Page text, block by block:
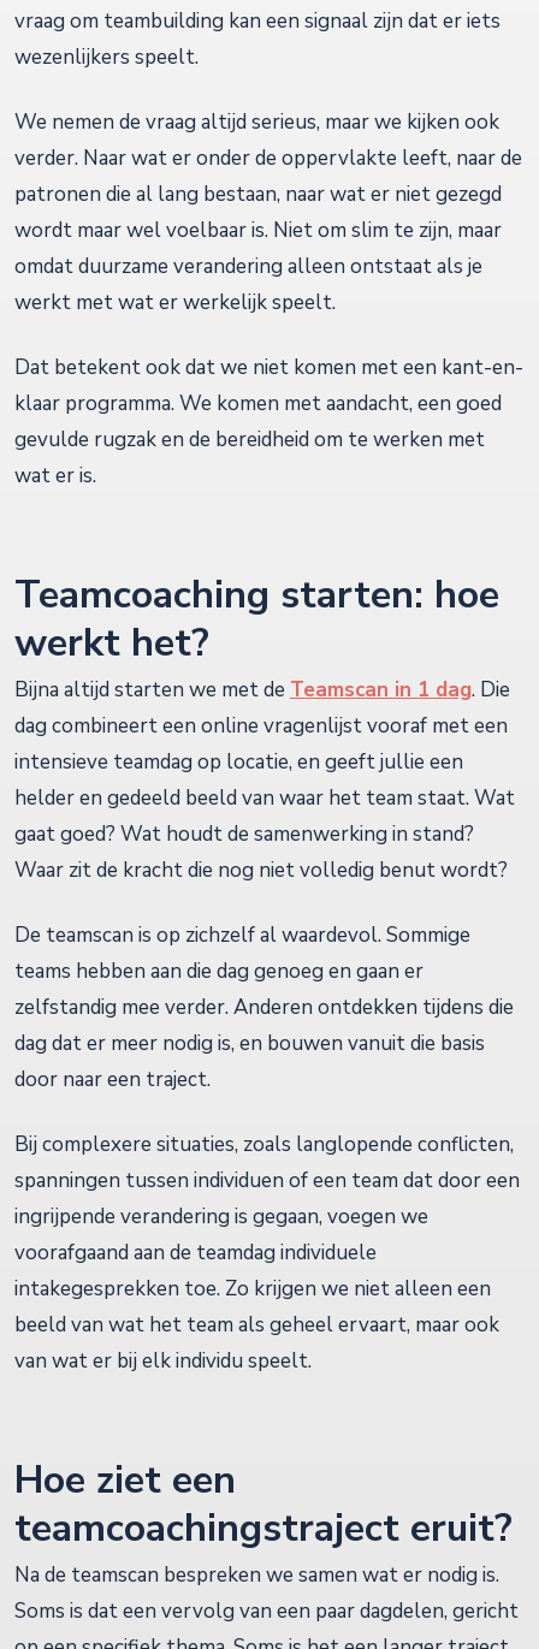
vraag om teambuilding kan een signaal zijn dat er iets
wezenlijkers speelt.
We nemen de vraag altijd serieus, maar we kijken ook
verder. Naar wat er onder de oppervlakte leeft, naar de
patronen die al lang bestaan, naar wat er niet gezegd
wordt maar wel voelbaar is. Niet om slim te zijn, maar
omdat duurzame verandering alleen ontstaat als je
werkt met wat er werkelijk speelt.
Dat betekent ook dat we niet komen met een kant-en-
klaar programma. We komen met aandacht, een goed
gevulde rugzak en de bereidheid om te werken met
wat er is.
Teamcoaching starten: hoe
werkt het?
Bijna altijd starten we met de Teamscan in 1 dag. Die
dag combineert een online vragenlijst vooraf met een
intensieve teamdag op locatie, en geeft jullie een
helder en gedeeld beeld van waar het team staat. Wat
gaat goed? Wat houdt de samenwerking in stand?
Waar zit de kracht die nog niet volledig benut wordt?
De teamscan is op zichzelf al waardevol. Sommige
teams hebben aan die dag genoeg en gaan er
zelfstandig mee verder. Anderen ontdekken tijdens die
dag dat er meer nodig is, en bouwen vanuit die basis
door naar een traject.
Bij complexere situaties, zoals langlopende conflicten,
spanningen tussen individuen of een team dat door een
ingrijpende verandering is gegaan, voegen we
voorafgaand aan de teamdag individuele
intakegesprekken toe. Zo krijgen we niet alleen een
beeld van wat het team als geheel ervaart, maar ook
van wat er bij elk individu speelt.
Hoe ziet een
teamcoachingstraject eruit?
Na de teamscan bespreken we samen wat er nodig is.
Soms is dat een vervolg van een paar dagdelen, gericht